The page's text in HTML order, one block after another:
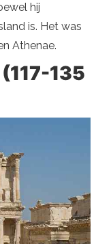
hij
is. Het was
Athenae.
135